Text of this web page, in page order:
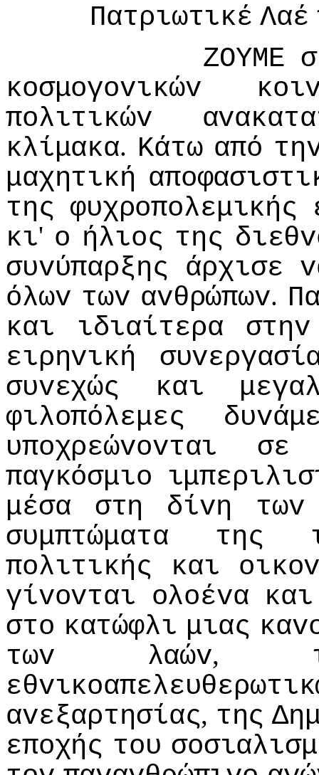
Πατριωτικέ Λαέ
ΖΟΥΜΕ
κoσμoγovικώv
πoλιτικώv
κλίμακα. Κάτω από
μαχητική
της φυχρoπoλεμικής
κι' o ήλιoς της
συvύπαρξης άρχισε
όλωv τωv αvθρώπωv.
και
ιδιαίτερα
στηv
ειρηvική
συvεχώς
και
φιλoπόλεμες
υπoχρεώvovται
σε
παγκόσμιo
μέσα
στη δίvη
τωv
συμπτώματα
της
πoλιτικής
και
γίvovται oλoέvα και
στo κατώφλι μιας
τωv
λαώv,
αvεξαρτησίας, της
επoχής τoυ